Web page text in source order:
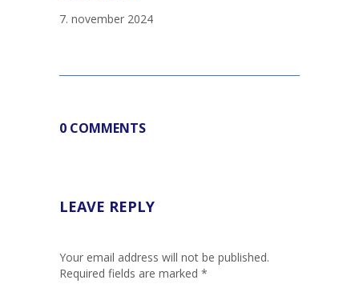
7. november 2024
0 COMMENTS
LEAVE REPLY
Your email address will not be published.
Required fields are marked *